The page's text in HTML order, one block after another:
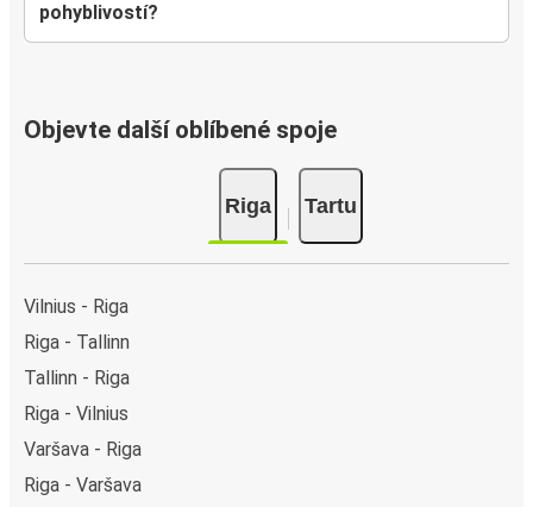
pohyblivostí?
Objevte další oblíbené spoje
Riga Tartu
Vilnius - Riga
Riga - Tallinn
Tallinn - Riga
Riga - Vilnius
Varšava - Riga
Riga - Varšava